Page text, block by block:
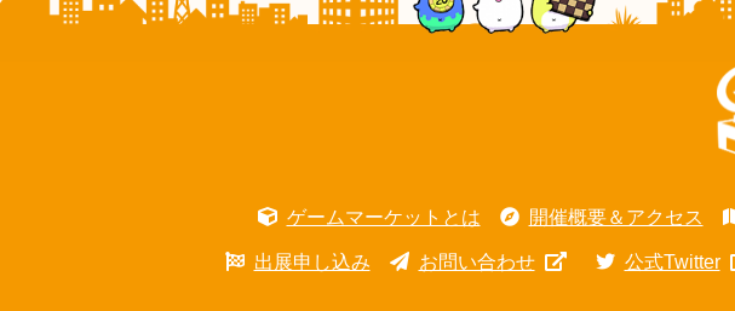
ゲームマーケットとは 開催概要＆アクセス
出展申し込み お問い合わせ 公式Twitter